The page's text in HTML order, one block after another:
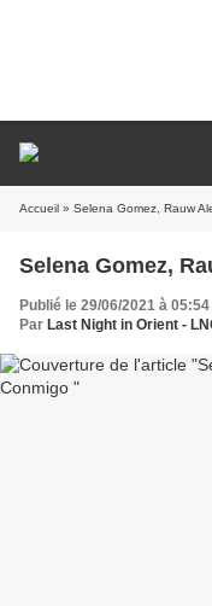
Accueil » Selena Gomez, Rauw
Selena Gomez,
Publié le 29/06/2021 à 05:54
Par Last Night in Orient -